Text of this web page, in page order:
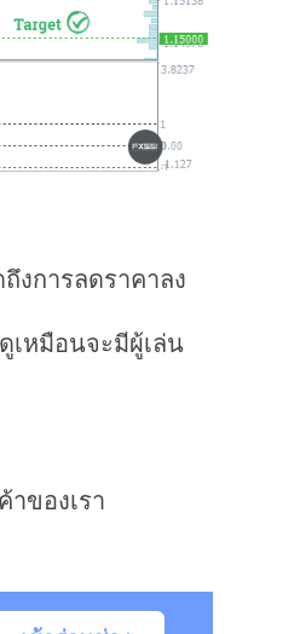
งการลดราคาลง
เหมือนจะมีผู้เล่น
ของเรา